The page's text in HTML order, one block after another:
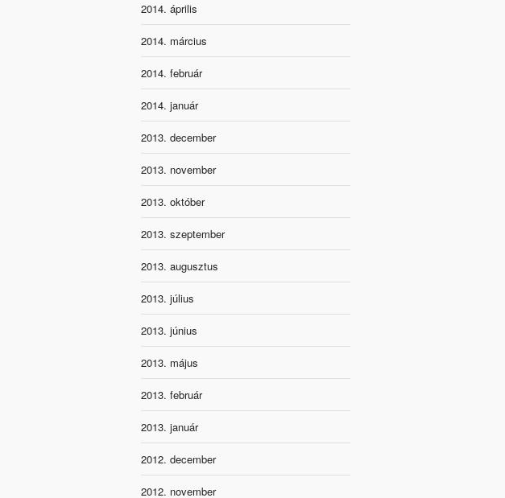
2014. április
2014. március
2014. február
2014. január
2013. december
2013. november
2013. október
2013. szeptember
2013. augusztus
2013. július
2013. június
2013. május
2013. február
2013. január
2012. december
2012. november